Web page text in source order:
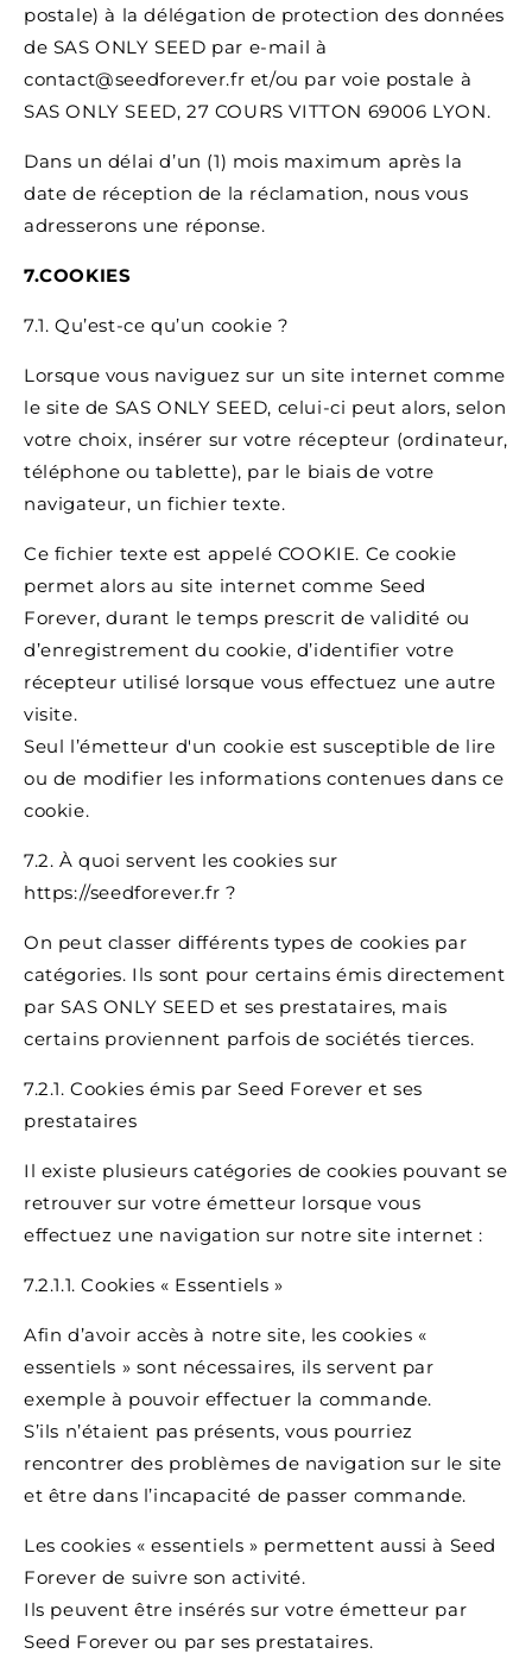
postale) à la délégation de protection des données
de SAS ONLY SEED par e-mail à
contact@seedforever.fr et/ou par voie postale à
SAS ONLY SEED, 27 COURS VITTON 69006 LYON.
Dans un délai d’un (1) mois maximum après la
date de réception de la réclamation, nous vous
adresserons une réponse.
7.COOKIES
7.1. Qu’est-ce qu’un cookie ?
Lorsque vous naviguez sur un site internet comme
le site de SAS ONLY SEED, celui-ci peut alors, selon
votre choix, insérer sur votre récepteur (ordinateur,
téléphone ou tablette), par le biais de votre
navigateur, un fichier texte.
Ce fichier texte est appelé COOKIE. Ce cookie
permet alors au site internet comme Seed
Forever, durant le temps prescrit de validité ou
d’enregistrement du cookie, d’identifier votre
récepteur utilisé lorsque vous effectuez une autre
visite.
Seul l’émetteur d'un cookie est susceptible de lire
ou de modifier les informations contenues dans ce
cookie.
7.2. À quoi servent les cookies sur
https://seedforever.fr ?
On peut classer différents types de cookies par
catégories. Ils sont pour certains émis directement
par SAS ONLY SEED et ses prestataires, mais
certains proviennent parfois de sociétés tierces.
7.2.1. Cookies émis par Seed Forever et ses
prestataires
Il existe plusieurs catégories de cookies pouvant se
retrouver sur votre émetteur lorsque vous
effectuez une navigation sur notre site internet :
7.2.1.1. Cookies « Essentiels »
Afin d’avoir accès à notre site, les cookies «
essentiels » sont nécessaires, ils servent par
exemple à pouvoir effectuer la commande.
S’ils n’étaient pas présents, vous pourriez
rencontrer des problèmes de navigation sur le site
et être dans l’incapacité de passer commande.
Les cookies « essentiels » permettent aussi à Seed
Forever de suivre son activité.
Ils peuvent être insérés sur votre émetteur par
Seed Forever ou par ses prestataires.